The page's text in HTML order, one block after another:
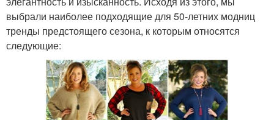
выбрали наиболее подходящие для 50-летних модниц
тренды предстоящего сезона, к которым относятся
следующие: